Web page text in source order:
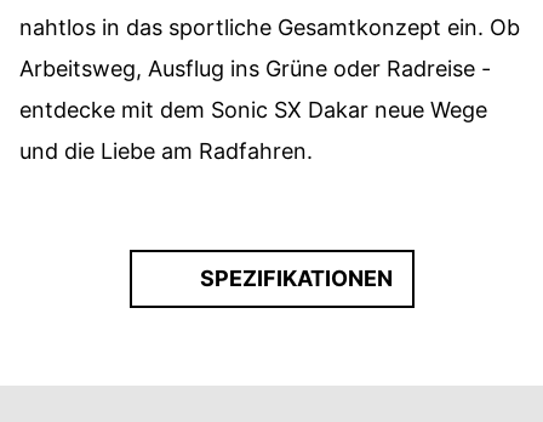
nahtlos in das sportliche Gesamtkonzept ein. Ob
Arbeitsweg, Ausflug ins Grüne oder Radreise -
entdecke mit dem Sonic SX Dakar neue Wege
und die Liebe am Radfahren.
SPEZIFIKATIONEN